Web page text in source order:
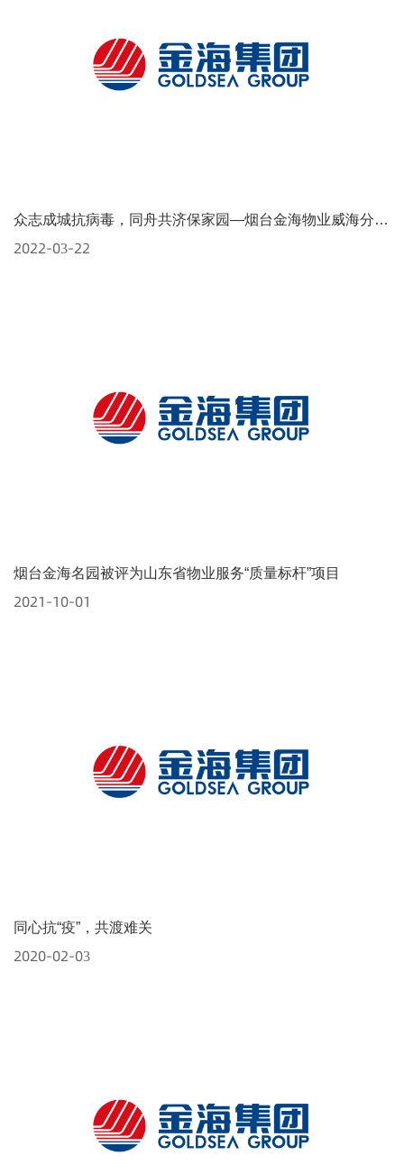
众志成城抗病毒，同舟共济保家园—烟台金海物业威海分公司
2022-03-22
烟台金海名园被评为山东省物业服务“质量标杆”项目
2021-10-01
同心抗“疫”，共渡难关
2020-02-03